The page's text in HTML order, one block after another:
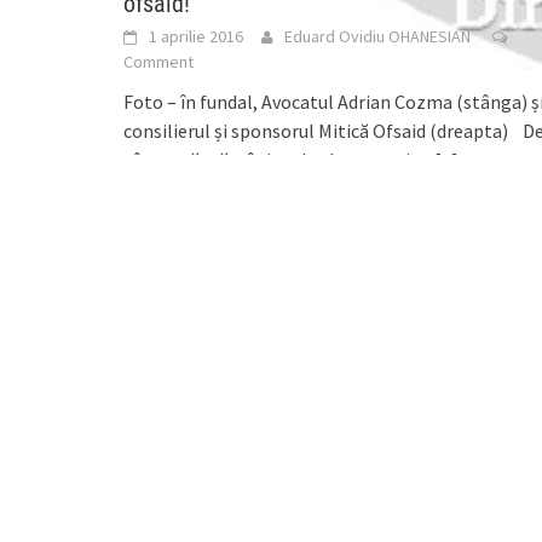
1 aprilie 2016
Eduard Ovidiu OHANESIAN
Comment
Foto – în fundal, Avocatul Adrian Cozma (stânga)
consilierul și sponsorul Mitică Ofsaid (dreapta)
câteva săptămâni se dau lupte aprige [...]